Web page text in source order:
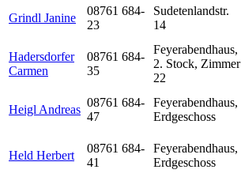
Grindl Janine
08761 684-
23
Sudetenlandstr.
14
Hadersdorfer
Carmen
08761 684-
35
Feyerabendhaus,
2. Stock, Zimmer
22
Heigl Andreas
08761 684-
47
Feyerabendhaus,
Erdgeschoss
Held Herbert
08761 684-
41
Feyerabendhaus,
Erdgeschoss